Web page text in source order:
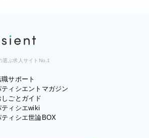
選ぶ求人サイトNo.1
職サポート
ティシエントマガジン
しごとガイド
ティシエwiki
ティシエ世論BOX